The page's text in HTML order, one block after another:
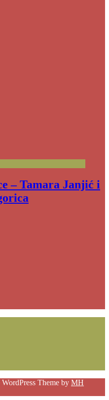
– Tamara Janjić i
Theme by MH